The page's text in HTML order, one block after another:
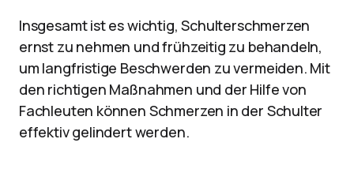
Insgesamt ist es wichtig, Schulterschmerzen
ernst zu nehmen und frühzeitig zu behandeln,
um langfristige Beschwerden zu vermeiden. Mit
den richtigen Maßnahmen und der Hilfe von
Fachleuten können Schmerzen in der Schulter
effektiv gelindert werden.